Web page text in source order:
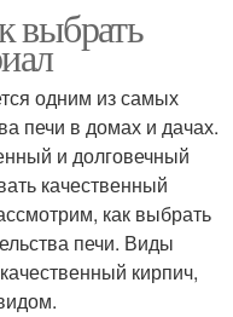
выбрать
одним из самых
печи в домах и дачах.
и долговечный
качественный
как выбрать
печи. Виды
кирпич,